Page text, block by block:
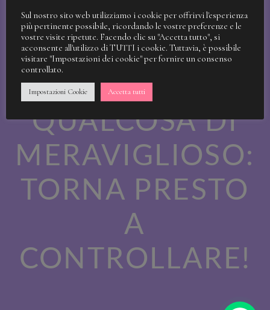
SPORCIZIA!
STIAMO
LAVORANDO A
QUALCOSA DI
MERAVIGLIOSO:
TORNA PRESTO
A
CONTROLLARE!
Sul nostro sito web utilizziamo i cookie per offrirvi l'esperienza
più pertinente possibile, ricordando le vostre preferenze e le
vostre visite ripetute. Facendo clic su "Accetta tutto", si
acconsente all'utilizzo di TUTTI i cookie. Tuttavia, è possibile
visitare "Impostazioni dei cookie" per fornire un consenso
controllato.
Impostazioni Cookie Accetta tutti